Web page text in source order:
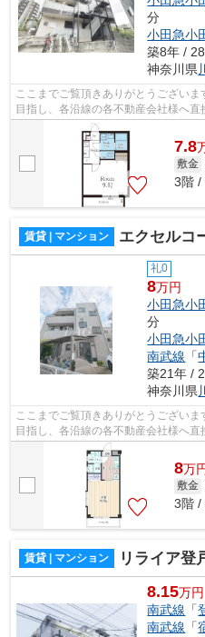
分
小田急小
築8年 /
神奈川県
ここまでご覧頂きありがとうござい
目指し、各沿線の各不動産会社様へ
様へ提供しております！最新の情報は...
7.8
敷金
3階 /
賃貸 | マンション エクセルコ
礼0
8万円
小田急小
分
小田急小
南武線 「
築21年 /
神奈川県
ここまでご覧頂きありがとうござい
目指し、各沿線の各不動産会社様へ
様へ提供しております！最新の情報は...
8万
敷金
3階 /
賃貸 | マンション リライア登
8.15万円
南武線 「
南武線 「